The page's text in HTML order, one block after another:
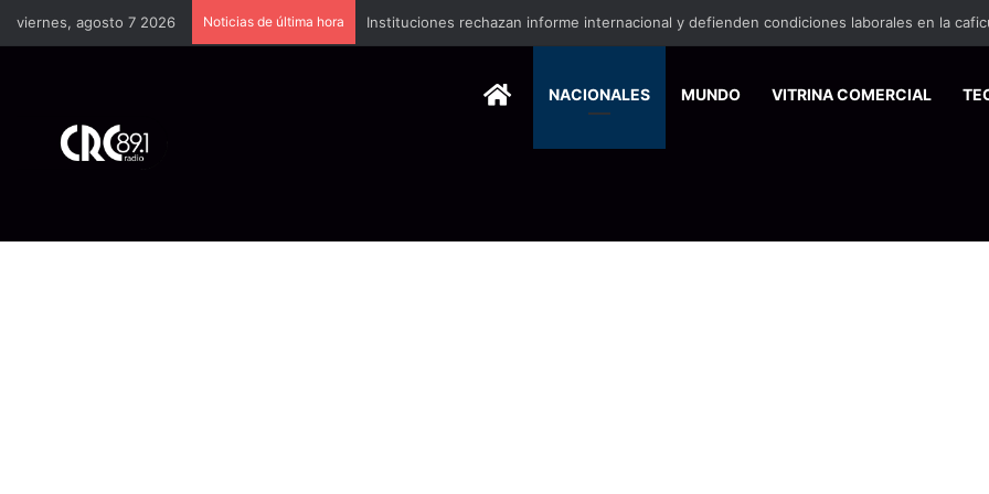
viernes, agosto 7 2026 Noticias de última hora Especialistas recomiendan ahorrar desde agosto para enfrentar los gastos de fin de año
HOMENACIONALES MUNDO VITRINA COMERCIAL